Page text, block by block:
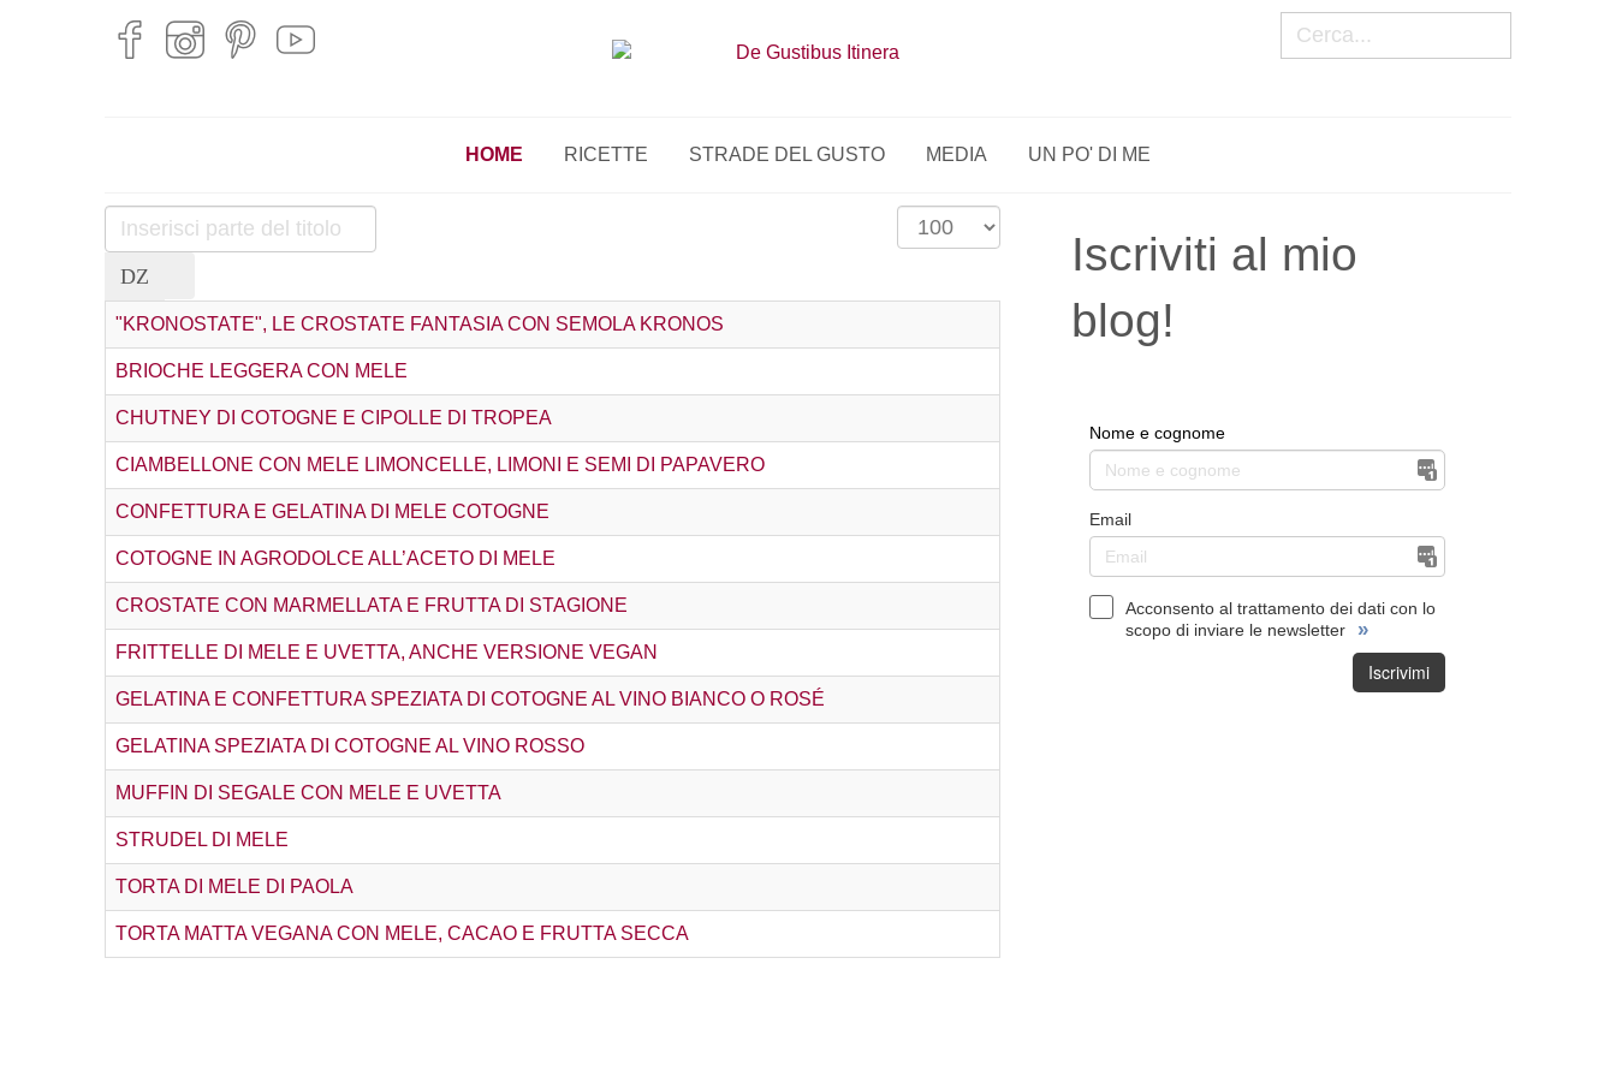
HOME RICETTE STRADE DEL GUSTO MEDIA UN PO' DI ME
Inserisci
parte
del
titolo
Visualizza
n.
"KRONOSTATE", LE CROSTATE FANTASIA CON SEMOLA KRONOS
BRIOCHE LEGGERA CON MELE
CHUTNEY DI COTOGNE E CIPOLLE DI TROPEA
CIAMBELLONE CON MELE LIMONCELLE, LIMONI E SEMI DI PAPAVERO
CONFETTURA E GELATINA DI MELE COTOGNE
COTOGNE IN AGRODOLCE ALL’ACETO DI MELE
CROSTATE CON MARMELLATA E FRUTTA DI STAGIONE
FRITTELLE DI MELE E UVETTA, ANCHE VERSIONE VEGAN
GELATINA E CONFETTURA SPEZIATA DI COTOGNE AL VINO BIANCO O ROSÉ
GELATINA SPEZIATA DI COTOGNE AL VINO ROSSO
MUFFIN DI SEGALE CON MELE E UVETTA
STRUDEL DI MELE
TORTA DI MELE DI PAOLA
TORTA MATTA VEGANA CON MELE, CACAO E FRUTTA SECCA
Iscriviti al mio
blog!
Nome e cognome
Email
Acconsento al trattamento dei dati con lo
scopo di inviare le newsletter
»
Iscrivimi